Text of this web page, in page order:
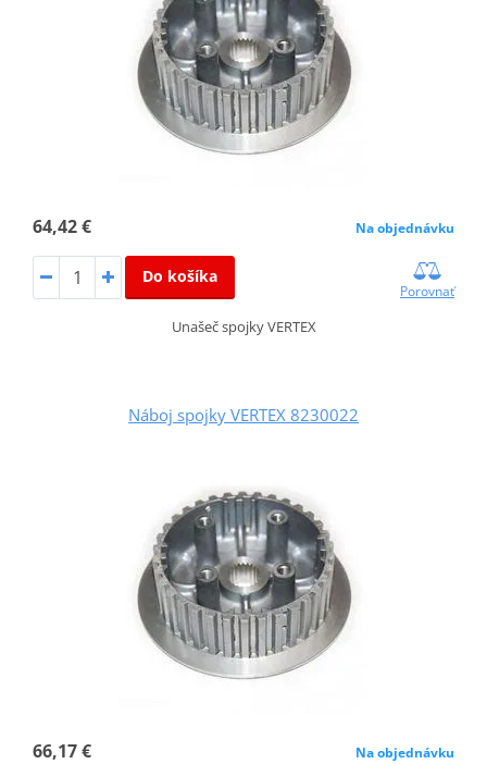
64,42 € Na objednávku
Do košíka
Porovnať
Unašeč spojky VERTEX
Náboj spojky VERTEX 8230022
66,17 € Na objednávku